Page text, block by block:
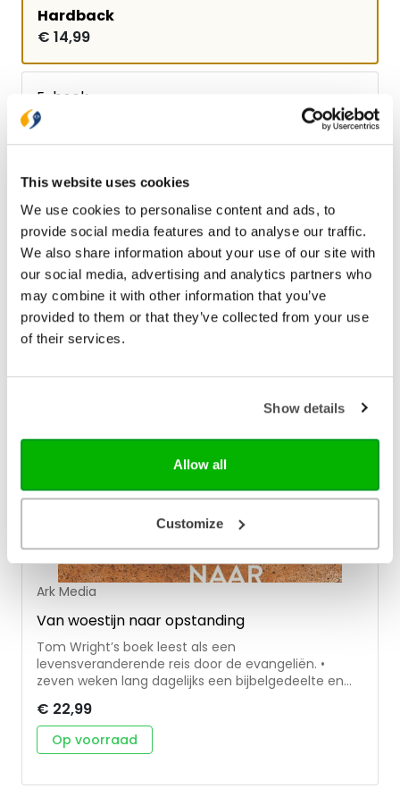
This website uses cookies
We use cookies to personalise content and ads, to
provide social media features and to analyse our traffic.
We also share information about your use of our site with
our social media, advertising and analytics partners who
may combine it with other information that you’ve
provided to them or that they’ve collected from your use
of their services.
Show details
Allow all
Customize
Hardback
€ 14,99
E-book
€ 8,99
Bezorging binnen 1–2 werkdagen
Gratis verzending vanaf € 20,-
Gratis retourneren
Bekijk ook eens
Ark Media
Van woestijn naar opstanding
Tom Wright’s boek leest als een
levensveranderende reis door de evangeliën. •
zeven weken lang dagelijks een bijbelgedeelte en
hoogte- en dieptepunten van Jezus’ bediening op
aarde, van zijn indrukwekkende onderwijs tot zijn
overwinning op zonde en dood • een stimulans voor
suggesties voor persoonlijke verdieping of
€ 22,99
Op voorraad